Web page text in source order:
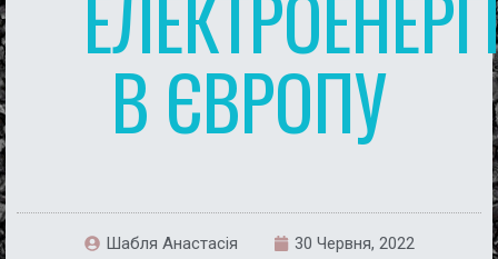
В ЄВРОПУ
Шабля Анастасія 30 Червня, 2022